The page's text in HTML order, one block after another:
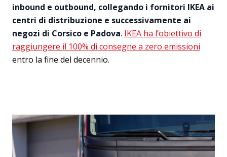
inbound e outbound, collegando i fornitori IKEA ai
centri di distribuzione e successivamente ai
negozi di Corsico e Padova. IKEA ha l’obiettivo di
raggiungere il 100% di consegne a zero emissioni
entro la fine del decennio.